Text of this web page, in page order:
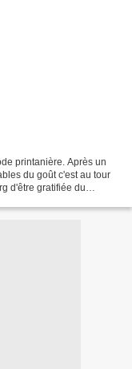
printanière. Après un
du goût c'est au tour
d'être gratifiée du